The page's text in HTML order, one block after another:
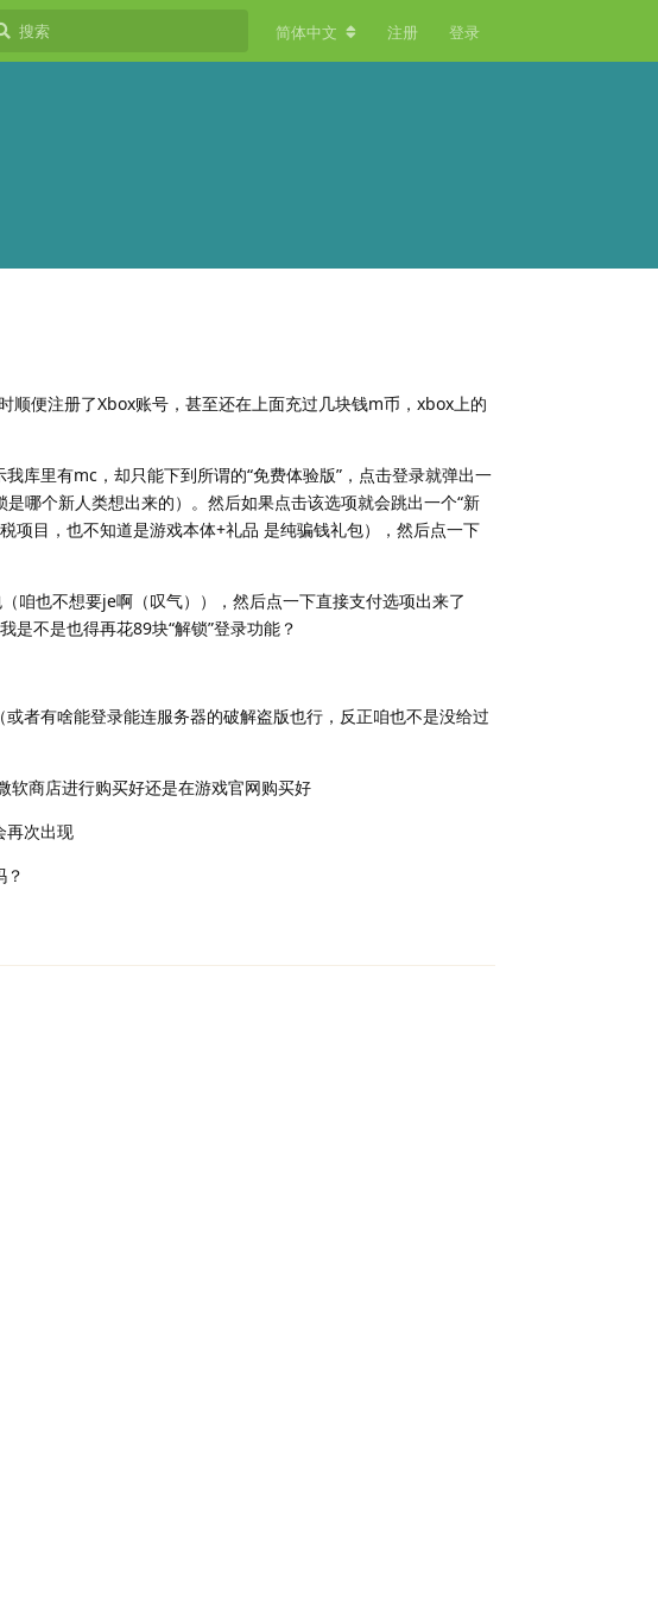
简体中文 注册 登录
便注册了Xbox账号，甚至还在上面充过几块钱m币，xbox上的
库里有mc，却只能下到所谓的“免费体验版”，点击登录就弹出一
哪个新人类想出来的）。然后如果点击该选项就会跳出一个“新
项目，也不知道是游戏本体+礼品 是纯骗钱礼包），然后点一下
咱也不想要je啊（叹气）），然后点一下直接支付选项出来了
不是也得再花89块“解锁”登录功能？
者有啥能登录能连服务器的破解盗版也行，反正咱也不是没给过
软商店进行购买好还是在游戏官网购买好
再次出现